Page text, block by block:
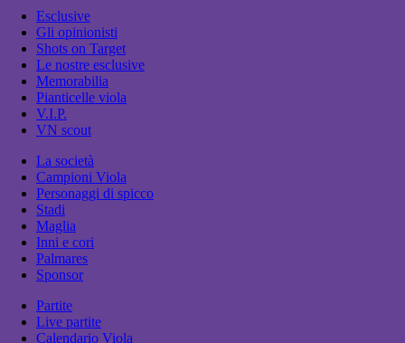
Esclusive
Gli opinionisti
Shots on Target
Le nostre esclusive
Memorabilia
Pianticelle viola
V.I.P.
VN scout
La società
Campioni Viola
Personaggi di spicco
Stadi
Maglia
Inni e cori
Palmares
Sponsor
Partite
Live partite
Calendario Viola